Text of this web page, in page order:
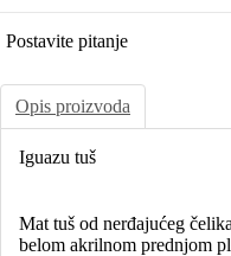
Postavite pitanje
Opis proizvoda
Iguazu tuš
Mat tuš od nerđajućeg
belom akrilnom prednjom